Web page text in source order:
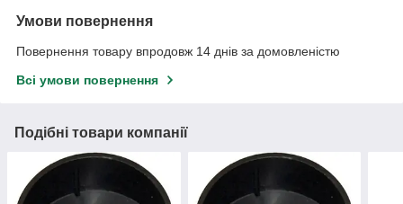
Умови повернення
Повернення товару впродовж 14 днів за домовленістю
Всі умови повернення
Подібні товари компанії